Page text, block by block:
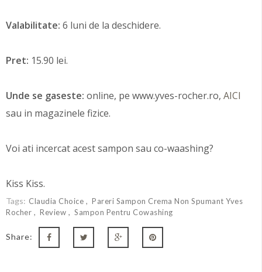
Valabilitate: 6 luni de la deschidere.
Pret: 15.90 lei.
Unde se gaseste: online, pe www.yves-rocher.ro, AICI
sau in magazinele fizice.
Voi ati incercat acest sampon sau co-waashing?
Kiss Kiss.
Tags: Claudia Choice
Pareri Sampon Crema Non Spumant Yves
Rocher
Review Sampon Pentru Cowashing
Share: